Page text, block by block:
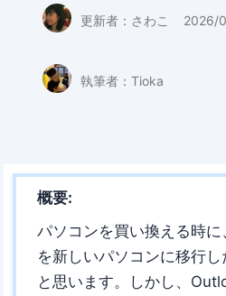
更新者： さわこ 2026/
執筆者： Tioka
概要:
パソコンを買い換える時
を新しいパソコンに移行
と思います。しかし、